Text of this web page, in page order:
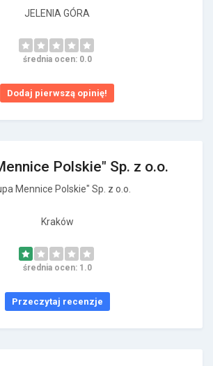
JELENIA GÓRA
średnia ocen: 0.0
Dodaj pierwszą opinię!
Polskie" Sp. z o.o.
Mennice Polskie" Sp. z o.o.
Kraków
średnia ocen: 1.0
Przeczytaj recenzje